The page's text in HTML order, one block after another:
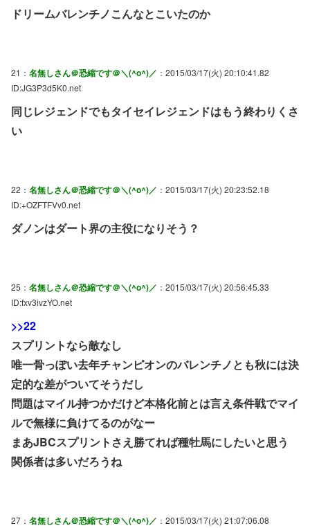
ドリームバレンチノこんなとこいたのか
21： 名無しさん＠恐縮です＠＼(^o^)／ ：2015/03/17(火) 20:10:41.82
ID:JG3P3d5K0.net
同じレジェンドでもタイセイレジェンドはもう終わりくさ
い
22： 名無しさん＠恐縮です＠＼(^o^)／ ：2015/03/17(火) 20:23:52.18
ID:+OZFTFVv0.net
ダノンはダート界の主役になりそう？
25： 名無しさん＠恐縮です＠＼(^o^)／ ：2015/03/17(火) 20:56:45.33
ID:fxv3ivzYO.net
>>22
スプリントなら敵なし
唯一骨っぽい去年チャンピオンのバレンチノとも秋には決
定的な差がついてそうだし
問題はマイル持つかだけど本格化前とは言え条件戦でマイ
ルで無様に負けてるのがなー
まあJBCスプリントさえ勝てれば種牡馬にしたいと思う
関係者は多いだろうね
27： 名無しさん＠恐縮です＠＼(^o^)／ ：2015/03/17(火) 21:07:06.08